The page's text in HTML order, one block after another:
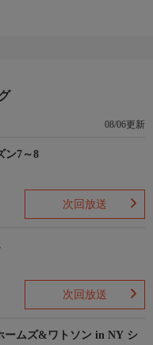
08/06更新
ン7～8
次回放送
次回放送
ームズ&ワトソン in NY シ